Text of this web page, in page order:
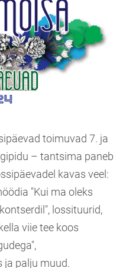
toimuvad 7. ja
– tantsima paneb
kavas veel:
"Kui ma oleks
lossituurid,
viie tee koos
ja palju muud.